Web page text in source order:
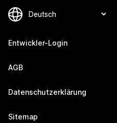
Entwickler-Login
AGB
Datenschutzerklärung
Sitemap